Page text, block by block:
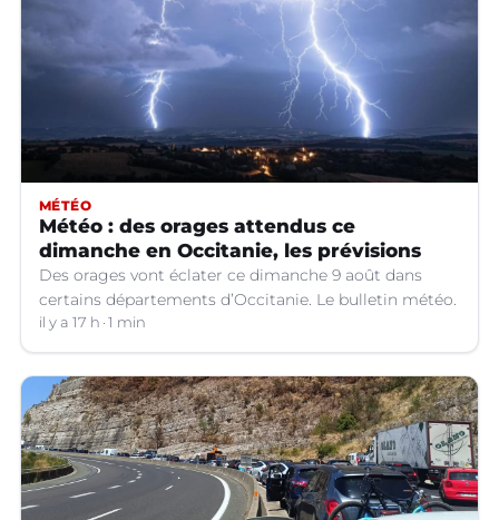
MÉTÉO
Météo : des orages attendus ce
dimanche en Occitanie, les prévisions
Des orages vont éclater ce dimanche 9 août dans
certains départements d’Occitanie. Le bulletin météo.
il y a 17 h 1 min